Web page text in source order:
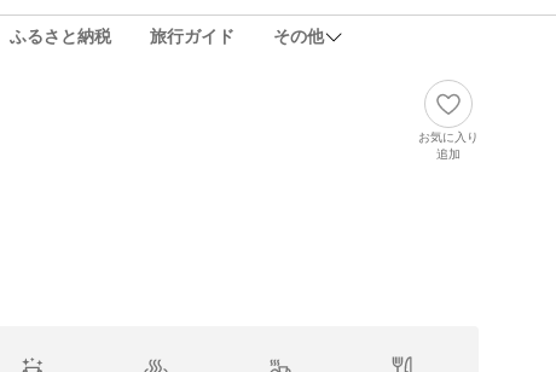
ふるさと納税 旅行ガイド その他
お気に入り
追加